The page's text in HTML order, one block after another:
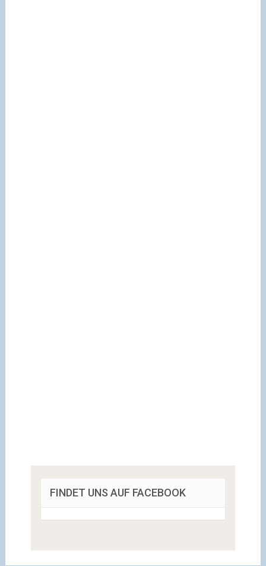
FINDET UNS AUF FACEBOOK